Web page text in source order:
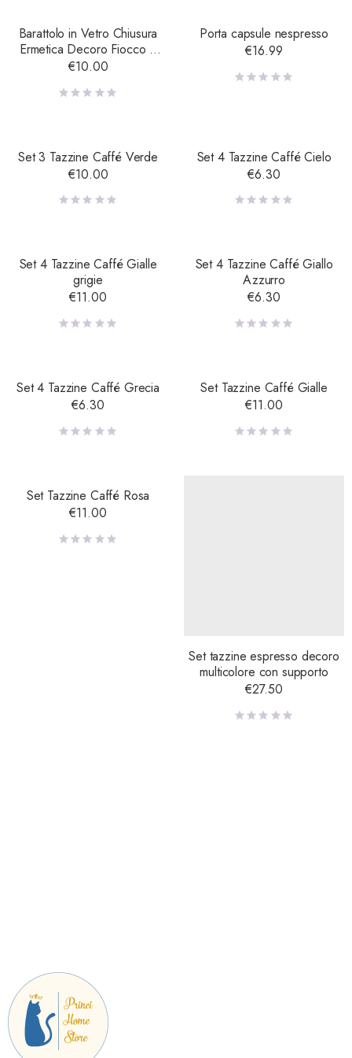
Barattolo in Vetro Chiusura
Ermetica Decoro Fiocco e
Lavagna – Piccolo
€10.00
Porta capsule nespresso
€16.99
Set 3 Tazzine Caffé Verde
€10.00
Set 4 Tazzine Caffé Cielo
€6.30
Set 4 Tazzine Caffé Gialle
grigie
€11.00
Set 4 Tazzine Caffé Giallo
Azzurro
€6.30
Set 4 Tazzine Caffé Grecia
€6.30
Set Tazzine Caffé Gialle
€11.00
Set Tazzine Caffé Rosa
€11.00
Set tazzine espresso decoro
multicolore con supporto
€27.50